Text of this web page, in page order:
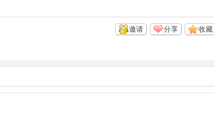
收藏
分享
邀请